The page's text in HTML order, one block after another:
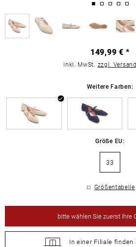
149,99 € *
inkl. MwSt. zzgl.
Weitere Farben:
Größe EU:
33
Größentabelle
bittewählen Sie zuerst Ihre
In einer Filiale finden